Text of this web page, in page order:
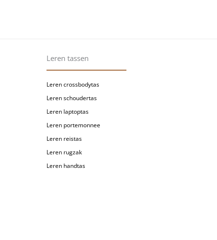
Leren tassen
Leren crossbodytas
Leren schoudertas
Leren laptoptas
Leren portemonnee
Leren reistas
Leren rugzak
Leren handtas